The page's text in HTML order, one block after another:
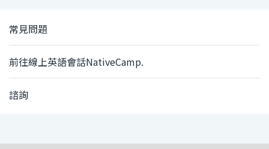
常見問題
前往線上英語會話NativeCamp.
諮詢